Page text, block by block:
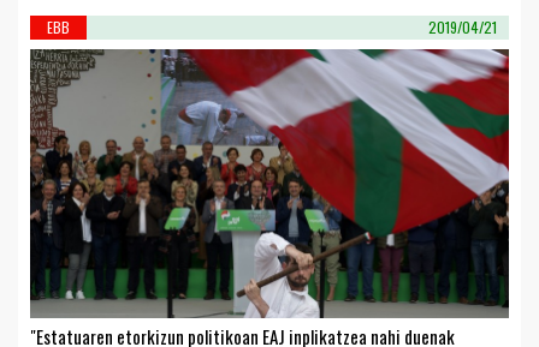
EBB 2019/04/21
"Estatuaren etorkizun politikoan EAJ inplikatzea nahi duenak